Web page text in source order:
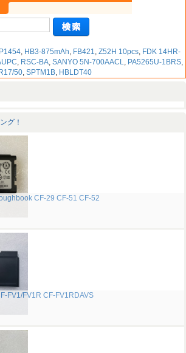
, HB3-875mAh, FB421, Z52H 10pcs, FDK 14HR-
, RSC-BA, SANYO 5N-700AACL, PA5265U-1BRS,
50, SPTM1B, HBLDT40
グ！
CF-29 CF-51 CF-52
FV1/FV1R CF-FV1RDAVS